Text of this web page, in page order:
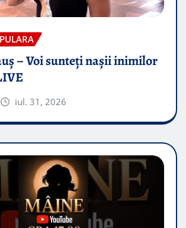
– Voi sunteți nașii inimilor
iul. 31, 2026